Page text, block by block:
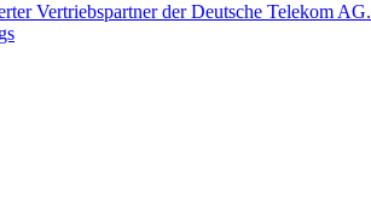
Vertriebspartner der Deutsche Telekom AG.